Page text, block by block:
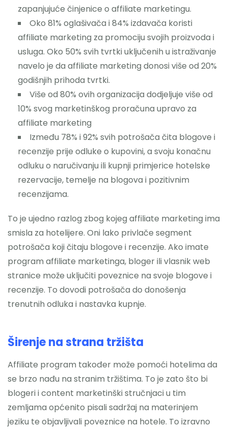
zapanjujuće činjenice o affiliate marketingu.
Oko 81% oglašivača i 84% izdavača koristi
affiliate marketing za promociju svojih proizvoda i
usluga. Oko 50% svih tvrtki uključenih u istraživanje
navelo je da affiliate marketing donosi više od 20%
godišnjih prihoda tvrtki.
Više od 80% ovih organizacija dodjeljuje više od
10% svog marketinškog proračuna upravo za
affiliate marketing
Između 78% i 92% svih potrošača čita blogove i
recenzije prije odluke o kupovini, a svoju konačnu
odluku o naručivanju ili kupnji primjerice hotelske
rezervacije, temelje na blogova i pozitivnim
recenzijama.
To je ujedno razlog zbog kojeg affiliate marketing ima
smisla za hotelijere. Oni lako privlače segment
potrošača koji čitaju blogove i recenzije. Ako imate
program affiliate marketinga, bloger ili vlasnik web
stranice može uključiti poveznice na svoje blogove i
recenzije. To dovodi potrošača do donošenja
trenutnih odluka i nastavka kupnje.
Širenje na strana tržišta
Affiliate program također može pomoći hotelima da
se brzo nađu na stranim tržištima. To je zato što bi
blogeri i content marketinški stručnjaci u tim
zemljama općenito pisali sadržaj na materinjem
jeziku te objavljivali poveznice na hotele. To izravno